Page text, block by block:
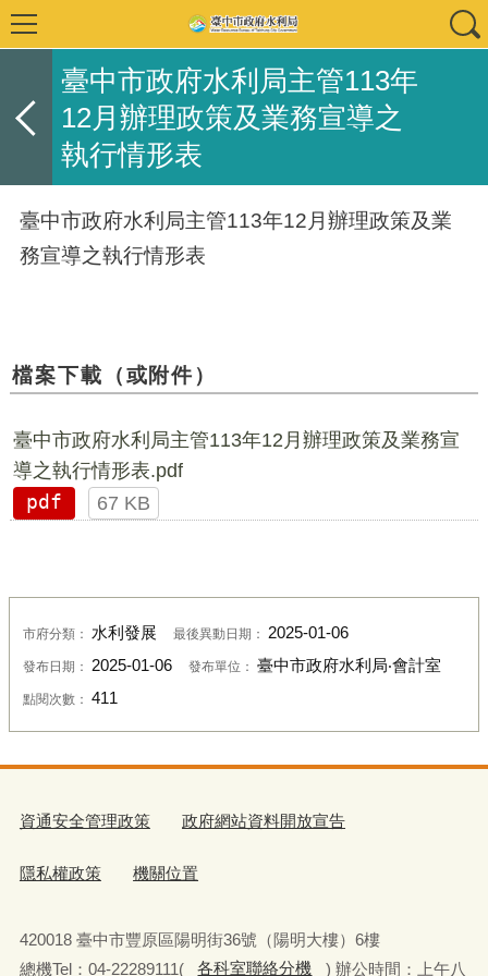
臺中市政府水利局主管113年
12月辦理政策及業務宣導之
執行情形表
臺中市政府水利局主管113年12月辦理政策及業
務宣導之執行情形表
檔案下載（或附件）
臺中市政府水利局主管113年12月辦理政策及業務宣
導之執行情形表.pdf
pdf
67 KB
市府分類： 水利發展 最後異動日期： 2025-01-06
發布日期： 2025-01-06 發布單位： 臺中市政府水利局‧會計室
點閱次數： 411
資通安全管理政策 政府網站資料開放宣告
隱私權政策 機關位置
420018 臺中市豐原區陽明街36號（陽明大樓）6樓
總機Tel：04-22289111(
各科室聯絡分機 ) 辦公時間：上午八